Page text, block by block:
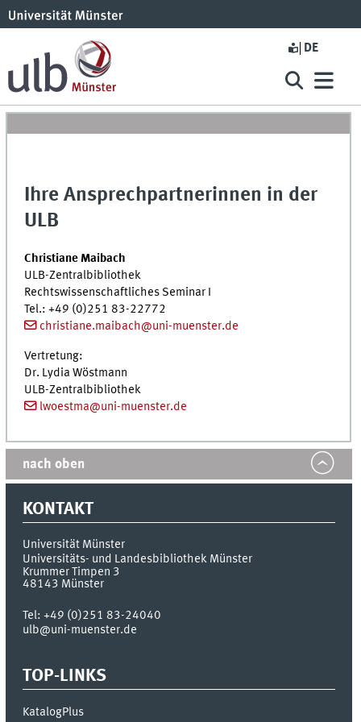
DE
Ihre Ansprechpartnerinnen in der
ULB
Christiane Maibach
ULB-Zentralbibliothek
Rechtswissenschaftliches Seminar I
Tel.: +49 (0)251 83-22772
christiane.maibach@uni-muenster.de
Vertretung:
Dr. Lydia Wöstmann
ULB-Zentralbibliothek
lwoestma@uni-muenster.de
nach oben
KONTAKT
Universität Münster
Universitäts- und Landesbibliothek Münster
Krummer Timpen 3
48143 Münster
Tel:+49 (0)251 83-24040
ulb@uni-muenster.de
TOP-LINKS
KatalogPlus